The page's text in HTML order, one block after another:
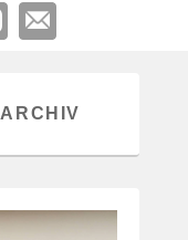
ARCHIV